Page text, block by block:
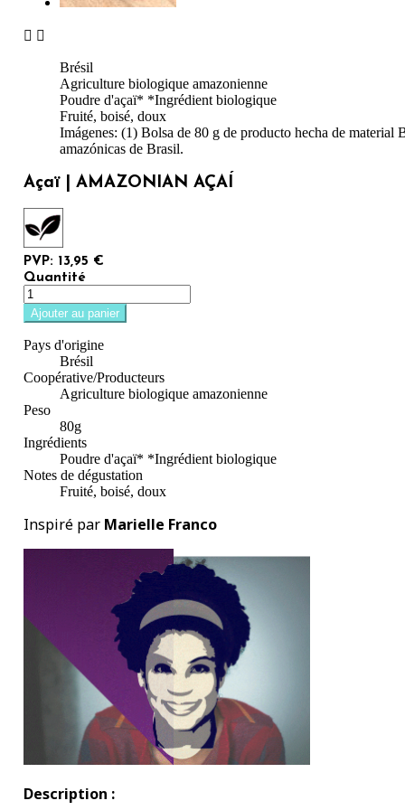
 
Brésil
Agriculture biologique amazonienne
Poudre d'açaï* *Ingrédient biologique
Fruité, boisé, doux
Imágenes: (1) Bolsa de 80 g de producto hecha de
amazónicas de Brasil.
Açaï | AMAZONIAN AÇAÍ
PVP: 13,95 €
Quantité
Ajouter au panier
Pays d'origine
Brésil
Coopérative/Producteurs
Agriculture biologique amazonienne
Peso
80g
Ingrédients
Poudre d'açaï* *Ingrédient biologique
Notes de dégustation
Fruité, boisé, doux
Inspiré par Marielle Franco
Description :